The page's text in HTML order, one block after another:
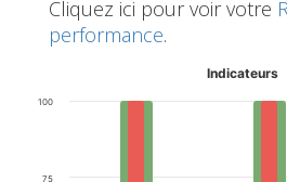
Cliquez ici pour voir votre
performance.
Indicateurs
75
100